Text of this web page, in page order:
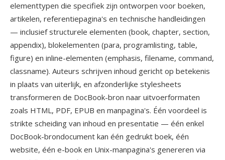
elementtypen die specifiek zijn ontworpen voor boeken,
artikelen, referentiepagina's en technische handleidingen
— inclusief structurele elementen (book, chapter, section,
appendix), blokelementen (para, programlisting, table,
figure) en inline-elementen (emphasis, filename, command,
classname). Auteurs schrijven inhoud gericht op betekenis
in plaats van uiterlijk, en afzonderlijke stylesheets
transformeren de DocBook-bron naar uitvoerformaten
zoals HTML, PDF, EPUB en manpagina's. Één voordeel is
strikte scheiding van inhoud en presentatie — één enkel
DocBook-brondocument kan één gedrukt boek, één
website, één e-book en Unix-manpagina's genereren via